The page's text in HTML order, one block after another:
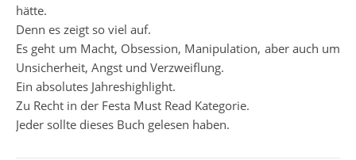
hätte.
Denn es zeigt so viel auf.
Es geht um Macht, Obsession, Manipulation, aber auch um
Unsicherheit, Angst und Verzweiflung.
Ein absolutes Jahreshighlight.
Zu Recht in der Festa Must Read Kategorie.
Jeder sollte dieses Buch gelesen haben.